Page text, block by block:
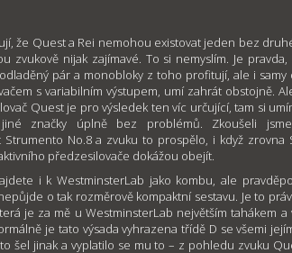
že Quest a Rei nemohou existovat jeden bez
zvukově nijak zajímavé. To si nemyslím. Je
pár a monobloky z toho profitují, ale i samy
s variabilním výstupem, umí zahrát obstojně.
Quest je pro výsledek ten víc určující, tam si
jiné značky úplně bez problémů. Zkoušeli
Strumento No.8 a zvuku to prospělo, i když zrovna
předzesilovače dokážou obejít.
i k WestminsterLab jako kombu, ale
o tak rozměrově kompaktní sestavu. Je to
je za mě u WestminsterLab největším tahákem a
je tato výsada vyhrazena třídě D se všemi
šel jinak a vyplatilo se mu to – z pohledu zvuku